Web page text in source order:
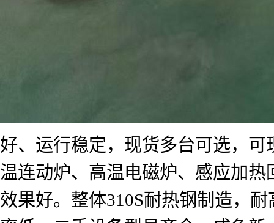
好、运行稳定，现货多台可选，
温连动炉、高温电磁炉、感应加
效果好。整体310S耐热钢制造，